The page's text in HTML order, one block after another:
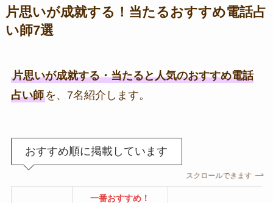
片思いが成就する！当たるおすすめ電話占
い師7選
片思いが成就する・当たると人気のおすすめ電話
占い師を、7名紹介します。
おすすめ順に掲載しています
スクロールできます
一番おすすめ！